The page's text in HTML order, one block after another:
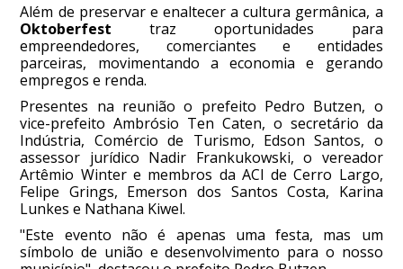
Além de preservar e enaltecer a cultura germânica, a
Oktoberfest traz oportunidades para
empreendedores, comerciantes e entidades
parceiras, movimentando a economia e gerando
empregos e renda.
Presentes na reunião o prefeito Pedro Butzen, o
vice-prefeito Ambrósio Ten Caten, o secretário da
Indústria, Comércio de Turismo, Edson Santos, o
assessor jurídico Nadir Frankukowski, o vereador
Artêmio Winter e membros da ACI de Cerro Largo,
Felipe Grings, Emerson dos Santos Costa, Karina
Lunkes e Nathana Kiwel.
"Este evento não é apenas uma festa, mas um
símbolo de união e desenvolvimento para o nosso